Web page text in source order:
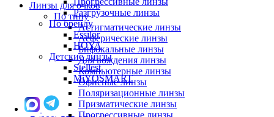
Линзы для очков
По типу
Астигматические линзы
Асферические линзы
Бифокальные линзы
Для вождения линзы
Компьютерные линзы
Офисные линзы
Поляризационные линзы
Призматические линзы
Прогрессивные линзы
Разгрузочные линзы
По бренду
Essilor
HOYA
Детские линзы
Stellest
MiYOSMART